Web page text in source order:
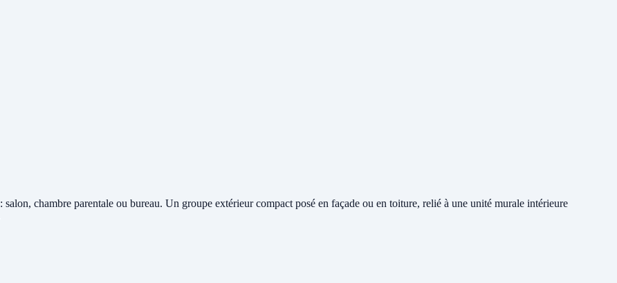
: salon, chambre parentale ou bureau. Un groupe extérieur compact posé en façade ou en toiture, relié à une unité murale intérieure